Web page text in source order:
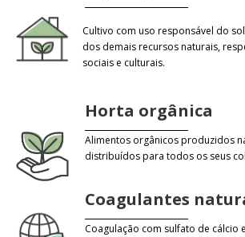
Cultivo com uso responsável do
dos demais recursos naturais,
sociais e culturais.
Horta orgânica
Alimentos orgânicos produzidos
distribuídos para todos os seus
Coagulantes
Coagulação com sulfato de cálcio